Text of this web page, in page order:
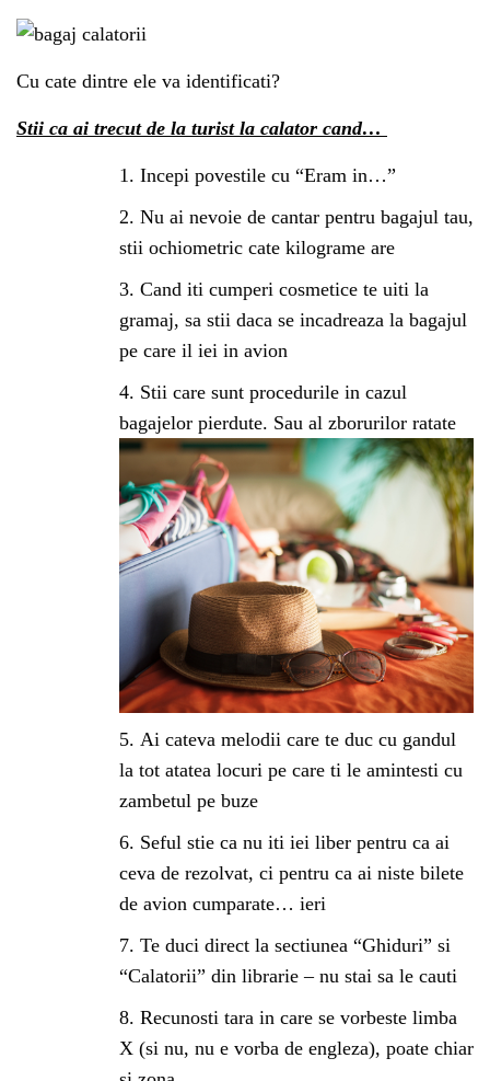
Cu cate dintre ele va identificati?
Stii ca ai trecut de la turist la calator cand…
Incepi povestile cu “Eram in…”
Nu ai nevoie de cantar pentru bagajul tau,
stii ochiometric cate kilograme are
Cand iti cumperi cosmetice te uiti la
gramaj, sa stii daca se incadreaza la bagajul
pe care il iei in avion
Stii care sunt procedurile in cazul
bagajelor pierdute. Sau al zborurilor ratate
Ai cateva melodii care te duc cu gandul
la tot atatea locuri pe care ti le amintesti cu
zambetul pe buze
Seful stie ca nu iti iei liber pentru ca ai
ceva de rezolvat, ci pentru ca ai niste bilete
de avion cumparate… ieri
Te duci direct la sectiunea “Ghiduri” si
“Calatorii” din librarie – nu stai sa le cauti
Recunosti tara in care se vorbeste limba
X (si nu, nu e vorba de engleza), poate chiar